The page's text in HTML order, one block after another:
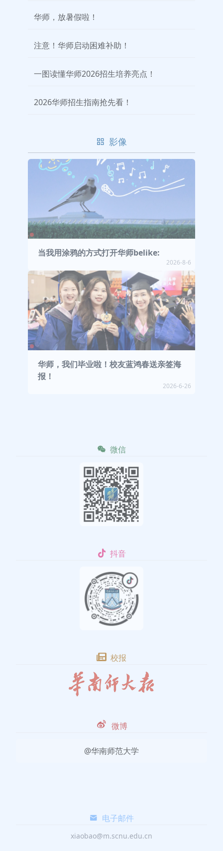
华师，放暑假啦！
注意！华师启动困难补助！
一图读懂华师2026招生培养亮点！
2026华师招生指南抢先看！
影像
当我用涂鸦的方式打开华师belike:
2026-8-6
华师，我们毕业啦！校友蓝鸿春送亲签海
报！
2026-6-26
微信
抖音
校报
微博
@华南师范大学
电子邮件
xiaobao@m.scnu.edu.cn